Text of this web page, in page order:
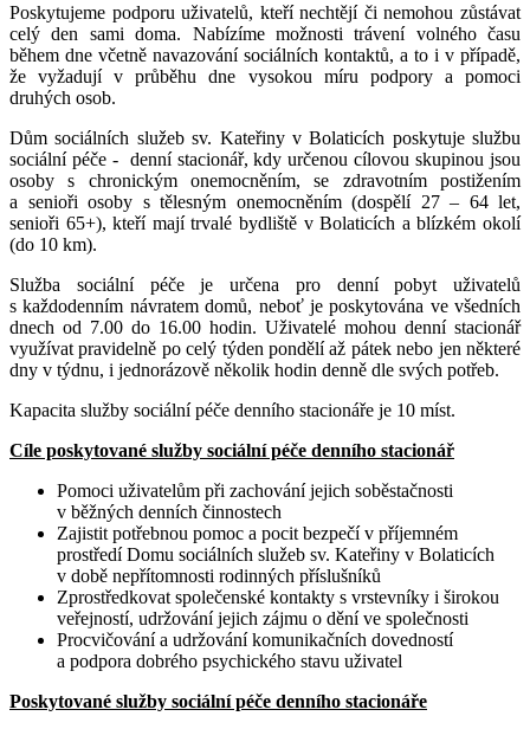
Poskytujeme podporu uživatelů, kteří nechtějí či nemohou zůstávat
celý den sami doma. Nabízíme možnosti trávení volného času
během dne včetně navazování sociálních kontaktů, a to i v případě,
že vyžadují v průběhu dne vysokou míru podpory a pomoci
druhých osob.
Dům sociálních služeb sv. Kateřiny v Bolaticích poskytuje službu
sociální péče - denní stacionář, kdy určenou cílovou skupinou jsou
osoby s chronickým onemocněním, se zdravotním postižením
a senioři osoby s tělesným onemocněním (dospělí 27 – 64 let,
senioři 65+), kteří mají trvalé bydliště v Bolaticích a blízkém okolí
(do 10 km).
Služba sociální péče je určena pro denní pobyt uživatelů
s každodenním návratem domů, neboť je poskytována ve všedních
dnech od 7.00 do 16.00 hodin. Uživatelé mohou denní stacionář
využívat pravidelně po celý týden pondělí až pátek nebo jen některé
dny v týdnu, i jednorázově několik hodin denně dle svých potřeb.
Kapacita služby sociální péče denního stacionáře je 10 míst.
Cíle poskytované služby sociální péče denního stacionář
Pomoci uživatelům při zachování jejich soběstačnosti
v běžných denních činnostech
Zajistit potřebnou pomoc a pocit bezpečí v příjemném
prostředí Domu sociálních služeb sv. Kateřiny v Bolaticích
v době nepřítomnosti rodinných příslušníků
Zprostředkovat společenské kontakty s vrstevníky i širokou
veřejností, udržování jejich zájmu o dění ve společnosti
Procvičování a udržování komunikačních dovedností
a podpora dobrého psychického stavu uživatel
Poskytované služby sociální péče denního stacionáře